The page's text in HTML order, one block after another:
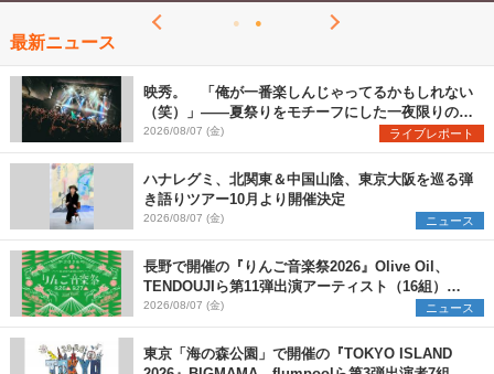
最新ニュース
映秀。 「俺が一番楽しんじゃってるかもしれない
（笑）」――夏祭りをモチーフにした一夜限りのス
ペシャルライブ『色祭』レポート
2026/08/07 (金) ライブレポート
ハナレグミ、北関東＆中国山陰、東京大阪を巡る弾
き語りツアー10月より開催決定
2026/08/07 (金) ニュース
長野で開催の『りんご音楽祭2026』Olive Oil、
TENDOUJIら第11弾出演アーティスト（16組）を
発表
2026/08/07 (金) ニュース
東京「海の森公園」で開催の『TOKYO ISLAND